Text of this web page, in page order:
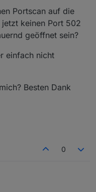
Portscan auf die
keinen Port 502
geöffnet sein?
einfach nicht
Besten Dank
0